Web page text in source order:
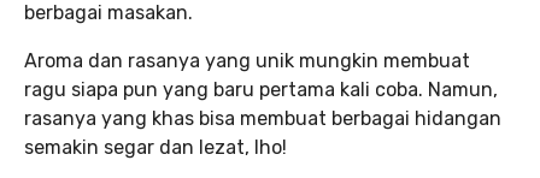
berbagai masakan.
Aroma dan rasanya yang unik mungkin membuat
ragu siapa pun yang baru pertama kali coba. Namun,
rasanya yang khas bisa membuat berbagai hidangan
semakin segar dan lezat, lho!